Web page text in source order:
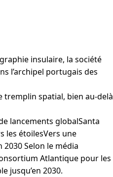
insulaire, la société
l’archipel portugais des
spatial, bien au-delà
lancements globalSanta
les étoilesVers une
Selon le média
Atlantique pour les
jusqu’en 2030.